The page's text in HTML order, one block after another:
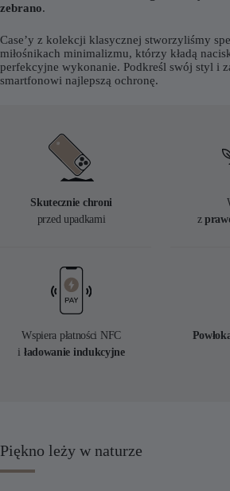
zebrano.
Case’y z kolekcji klasycznej stworzyliśmy
miłośnikach minimalizmu, którzy kładą
perfekcyjne wykonanie. Podkreśl swój styl i
smartfonowi najlepszą ochronę.
Skutecznie chroni
przed upadkami
Wspiera płatności NFC
i ładowanie indukcyjne
z
Piękno leży w naturze